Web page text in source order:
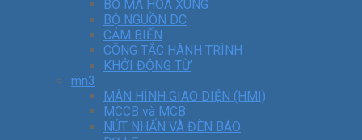
BỘ MÃ HÓA XUNG
BỘ NGUỒN DC
CẢM BIẾN
CÔNG TẮC HÀNH TRÌNH
KHỞI ĐỘNG TỪ
mn3
MÀN HÌNH GIAO DIỆN (HMI)
MCCB và MCB
NÚT NHẤN VÀ ĐÈN BÁO